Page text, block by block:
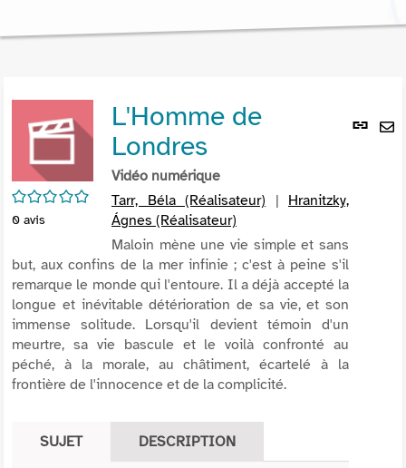
Lien
/5
0 avis
L'Homme de
Londres
Vidéo numérique
Tarr, Béla (Réalisateur) | Hranitzky,
Ágnes (Réalisateur)
Maloin mène une vie simple et sans
but, aux confins de la mer infinie ; c'est à peine s'il
remarque le monde qui l'entoure. Il a déjà accepté la
longue et inévitable détérioration de sa vie, et son
immense solitude. Lorsqu'il devient témoin d'un
meurtre, sa vie bascule et le voilà confronté au
péché, à la morale, au châtiment, écartelé à la
frontière de l'innocence et de la complicité.
SUJET DESCRIPTION